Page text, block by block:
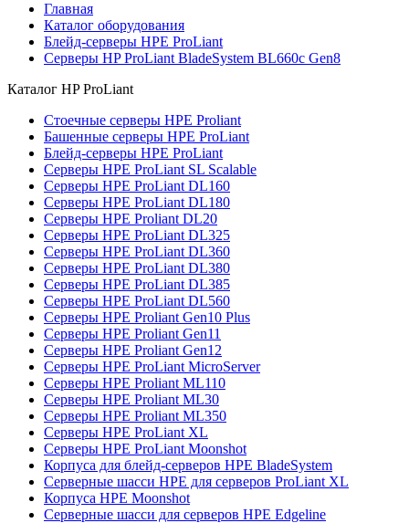
Главная
Каталог оборудования
Блейд-серверы HPE ProLiant
Серверы HP ProLiant BladeSystem BL660c Gen8
Каталог HP ProLiant
Стоечные серверы HPE Proliant
Башенные серверы HPE ProLiant
Блейд-серверы HPE ProLiant
Серверы HPE ProLiant SL Scalable
Серверы HPE ProLiant DL160
Серверы HPE ProLiant DL180
Серверы HPE Proliant DL20
Серверы HPE ProLiant DL325
Серверы HPE ProLiant DL360
Серверы HPE ProLiant DL380
Серверы HPE ProLiant DL385
Серверы HPE ProLiant DL560
Серверы HPE Proliant Gen10 Plus
Серверы HPE Proliant Gen11
Серверы HPE Proliant Gen12
Серверы HPE ProLiant MicroServer
Серверы HPE Proliant ML110
Серверы HPE Proliant ML30
Серверы HPE Proliant ML350
Серверы HPE ProLiant XL
Серверы HPE ProLiant Moonshot
Корпуса для блейд-серверов HPE BladeSystem
Серверные шасси HPE для серверов ProLiant XL
Корпуса HPE Moonshot
Серверные шасси для серверов HPE Edgeline